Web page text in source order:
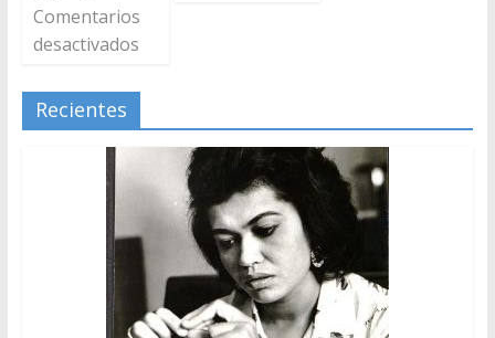
Comentarios
desactivados
Recientes